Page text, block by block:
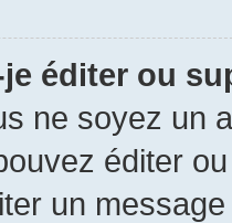
éditer ou
ne soyez un
éditer
un